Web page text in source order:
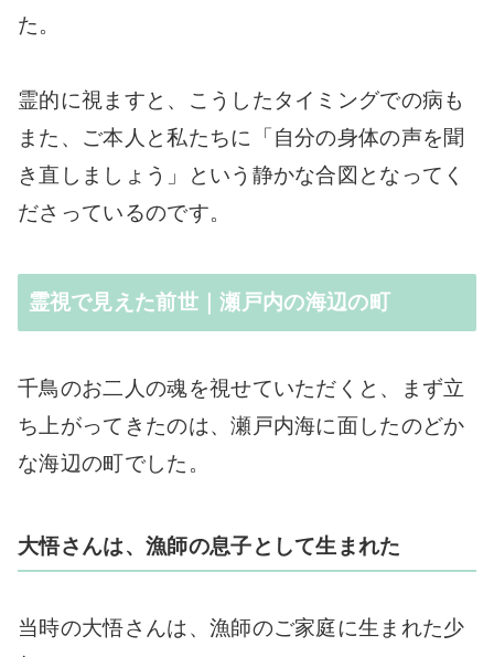
た。
霊的に視ますと、こうしたタイミングでの病も
また、ご本人と私たちに「自分の身体の声を聞
き直しましょう」という静かな合図となってく
ださっているのです。
霊視で見えた前世｜瀬戸内の海辺の町
千鳥のお二人の魂を視せていただくと、まず立
ち上がってきたのは、瀬戸内海に面したのどか
な海辺の町でした。
大悟さんは、漁師の息子として生まれた
当時の大悟さんは、漁師のご家庭に生まれた少